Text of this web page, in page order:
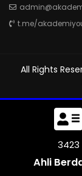
t.me/
All Rights
3837
Ahli